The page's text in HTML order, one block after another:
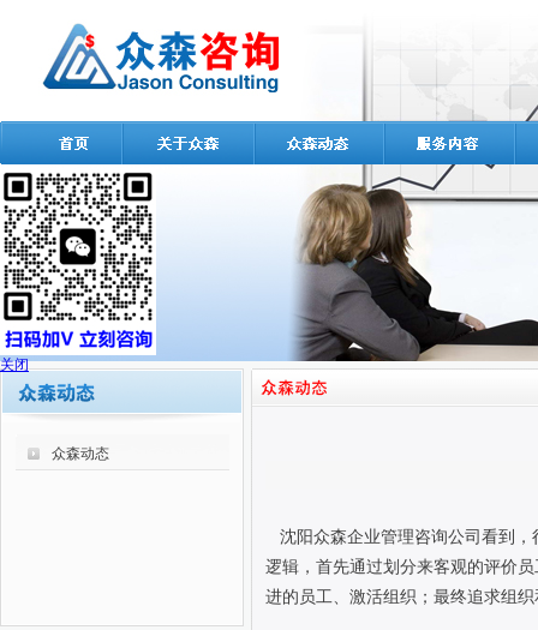
众森动态
沈阳众森企业管理咨询公司看到
逻辑，首先通过划分来客观的评价
进的员工、激活组织；最终追求组
关闭